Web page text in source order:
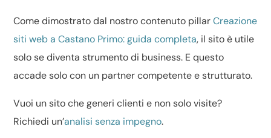
Come dimostrato dal nostro contenuto pillarCreazione
siti web a Castano Primo: guida completa, il sito è utile
solo se diventa strumento di business. E questo
accade solo con un partner competente e strutturato.
Vuoi un sito che generi clienti e non solo visite?
Richiedi un’analisi senza impegno.